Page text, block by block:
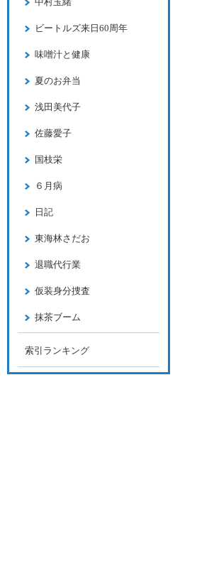
ビートルズ来日60周年
味噌汁と健康
夏のお弁当
浅田美代子
佐藤愛子
国枝栄
６月病
日記
東海林さだお
退職代行業
仮装身分捜査
抹茶ブーム
索引ランキング